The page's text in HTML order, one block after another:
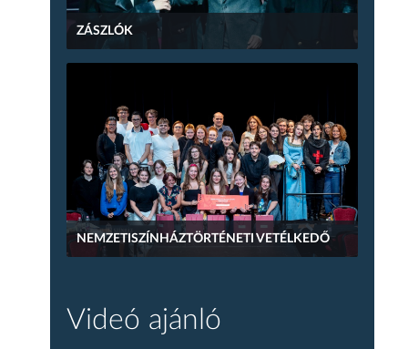
ZÁSZLÓK
NEMZETISZÍNHÁZTÖRTÉNETI VETÉLKEDŐ
Videó ajánló